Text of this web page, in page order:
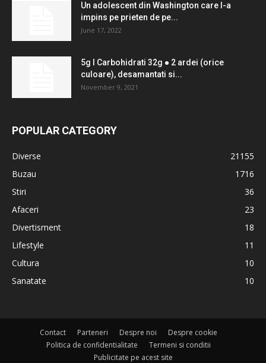
Un adolescent din Washington care l-a
impins pe prieten de pe...
June 17, 2022
5g l Carbohidrati 32g ● 2 ardei (orice
culoare), desamantati si...
November 9, 2021
POPULAR CATEGORY
Diverse
21155
Buzau
1716
Stiri
36
Afaceri
23
Divertisment
18
Lifestyle
11
Cultura
10
Sanatate
10
Contact Parteneri Despre noi
Despre cookie
Politica de confidentialitate
Termeni si conditii
Publicitate pe acest site